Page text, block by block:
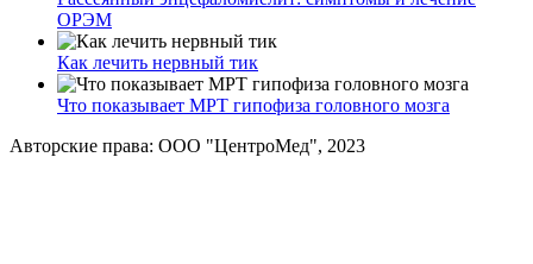
ОРЭМ
Как лечить нервный тик
Что показывает МРТ гипофиза головного мозга
Авторские права: ООО "ЦентроМед", 2023